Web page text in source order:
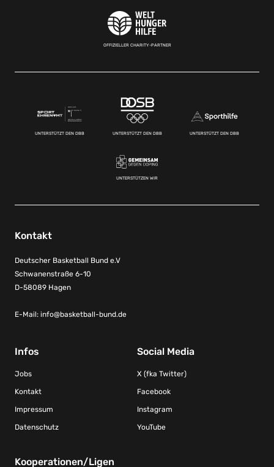
OFFIZIELLER CHARITY-PARTNER
UNTERSTÜTZT DEN DBB UNTERSTÜTZT DEN DBB UNTERSTÜTZT DEN DBB
UNTERSTÜTZEN WIR
Kontakt
Deutscher Basketball Bund e.V
Schwanenstraße 6-10
D-58089 Hagen
E-Mail: info@basketball-bund.de
Infos
Jobs
Kontakt
Impressum
Datenschutz
Social Media
X (fka Twitter)
Facebook
Instagram
YouTube
Kooperationen/Ligen